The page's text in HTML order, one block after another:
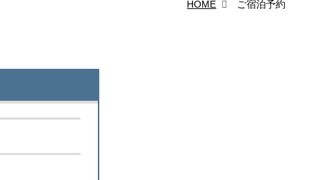
HOME ご宿泊予約